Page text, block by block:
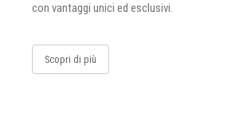
con vantaggi unici ed esclusivi.
Scopri di più